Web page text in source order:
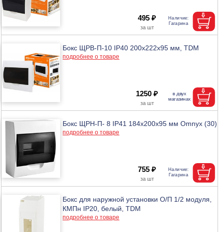
495 ₽
Бокс ЩРВ-П-10 IP40 200х222х95 мм, TDM
подробнее о товаре
1250 ₽
Бокс ЩРН-П- 8 IP41 184х200х95 мм Omnyx (30)
подробнее о товаре
755 ₽
Бокс для наружной установки О/П 1/2 модуля,
КМПн IP20, белый, TDM
подробнее о товаре